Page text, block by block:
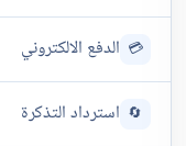
💳 الدفع الالكتروني
🔄 استرداد التذكرة